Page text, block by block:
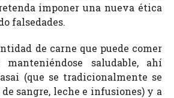
imponer una nueva ética
falsedades.
de carne que puede comer
saludable, ahí
(que se tradicionalmente se
sangre, leche e infusiones) y a